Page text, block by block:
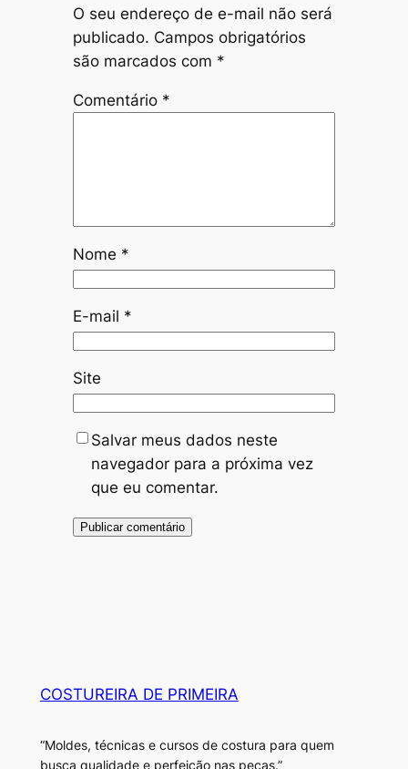
O seu endereço de e-mail não será
publicado. Campos obrigatórios
são marcados com *
Comentário *
Nome *
E-mail *
Site
Salvar meus dados neste
navegador para a próxima vez
que eu comentar.
COSTUREIRA DE PRIMEIRA
“Moldes, técnicas e cursos de costura para quem
busca qualidade e perfeição nas peças.”